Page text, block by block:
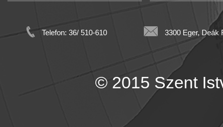
Telefon: 36/ 510-610 3300 Eger, Deák
© 2015 Szent